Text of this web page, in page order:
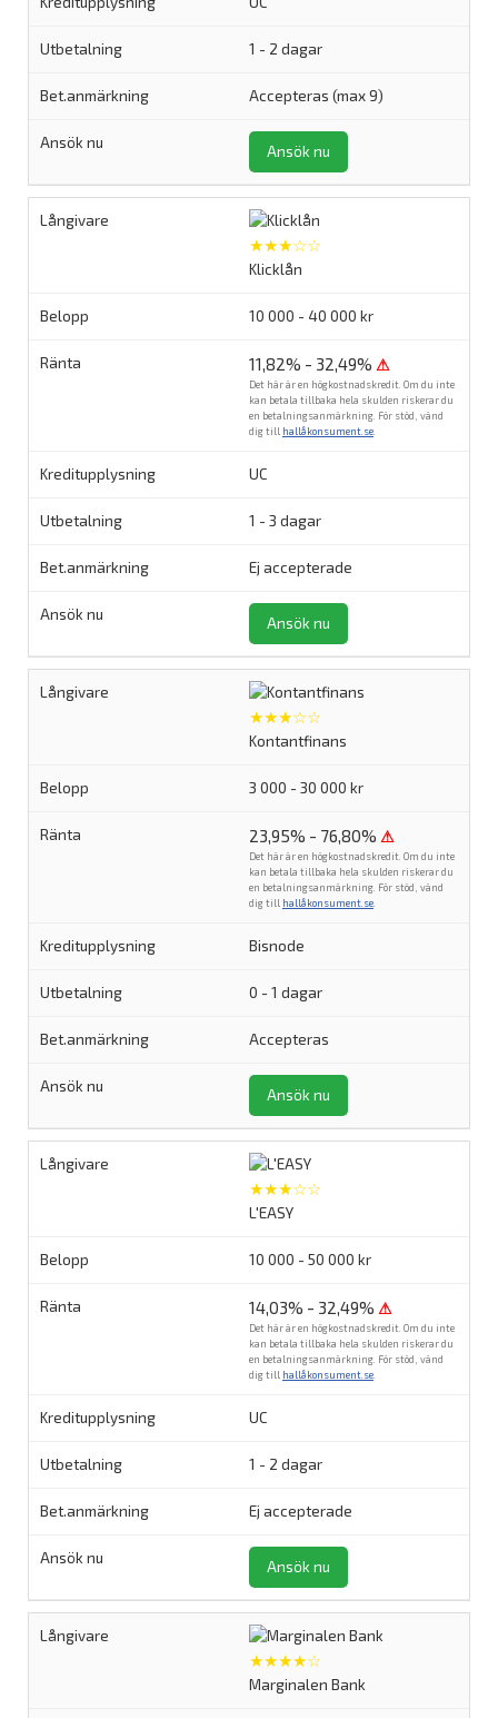
1 - 2 dagar
Accepteras (max 9)
Ansök nu
★★★☆☆
Klicklån
10 000 - 40 000 kr
11,82% - 32,49% ⚠
Det här är en högkostnadskredit. Om du inte
kan betala tillbaka hela skulden riskerar du
en betalningsanmärkning. För stöd, vänd
dig till hallåkonsument.se
UC
1 - 3 dagar
Ej accepterade
Ansök nu
★★★☆☆
Kontantfinans
3 000 - 30 000 kr
23,95% - 76,80% ⚠
Det här är en högkostnadskredit. Om du inte
kan betala tillbaka hela skulden riskerar du
en betalningsanmärkning. För stöd, vänd
dig till hallåkonsument.se
Bisnode
0 - 1 dagar
Accepteras
Ansök nu
★★★☆☆
L'EASY
10 000 - 50 000 kr
14,03% - 32,49% ⚠
Det här är en högkostnadskredit. Om du inte
kan betala tillbaka hela skulden riskerar du
en betalningsanmärkning. För stöd, vänd
dig till hallåkonsument.se
UC
1 - 2 dagar
Ej accepterade
Ansök nu
★★★★☆
Marginalen Bank